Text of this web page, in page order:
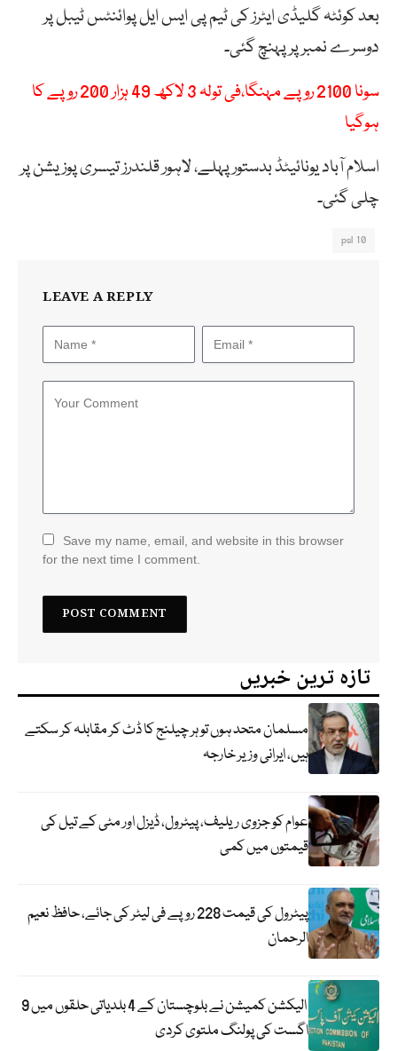
بعد کوئٹہ گلیڈی ایٹرز کی ٹیم پی ایس ایل پوائنٹس ٹیبل پر
دوسرے نمبر پر پہنچ گئی۔
سونا 2100 روپے مہنگا،فی تولہ 3 لاکھ 49 ہزار 200 روپے کا
ہوگیا
اسلام آباد یونائیٹڈ بدستور پہلے، لاہور قلندرز تیسری پوزیشن پر
چلی گئی۔
psl 10
LEAVE A REPLY
Save my name, email, and website in this browser
for the next time I comment.
تازہ ترین خبریں
مسلمان متحد ہوں تو ہر چیلنج کا ڈٹ کر مقابلہ کر سکتے
ہیں، ایرانی وزیر خارجہ
عوام کو جزوی ریلیف، پیٹرول، ڈیزل اور مٹی کے تیل کی
قیمتوں میں کمی
پیٹرول کی قیمت 228 روپے فی لیٹر کی جائے، حافظ نعیم
الرحمان
الیکشن کمیشن نے بلوچستان کے 4 بلدیاتی حلقوں میں 9
اگست کی پولنگ ملتوی کردی